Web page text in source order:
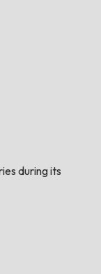
during its